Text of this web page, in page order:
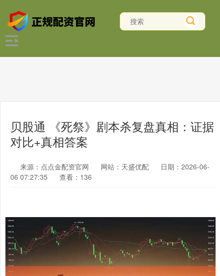
贝股通 《死祭》剧本杀复盘真相：证据
对比+真相答案
来源：点点金配资官网 网站：天盛优配
日期：2026-06-
06 07:27:35
查看：136